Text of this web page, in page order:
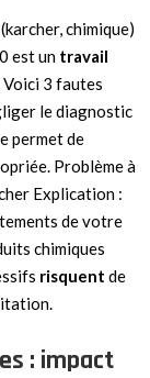
chimique)
est un travail
Voici 3 fautes
le diagnostic
permet de
Problème à
Explication :
de votre
chimiques
risquent de
: impact